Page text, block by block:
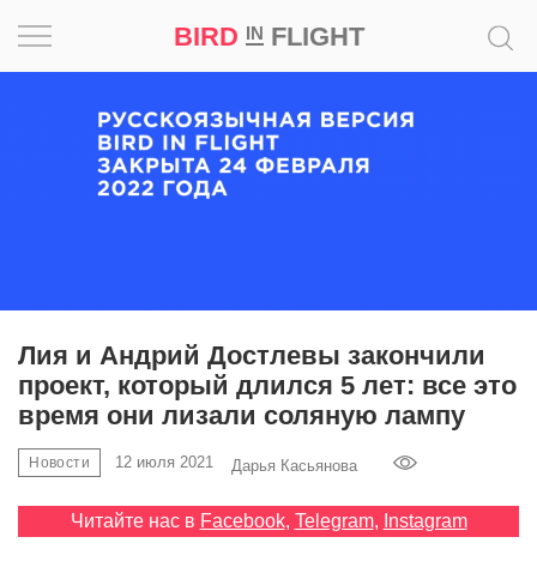
BIRD INFLIGHT
Лия и Андрий Достлевы закончили
проект, который длился 5 лет: все это
время они лизали соляную лампу
Новости 12 июля 2021 Дарья Касьянова
Читайте нас в Facebook, Telegram, Instagram